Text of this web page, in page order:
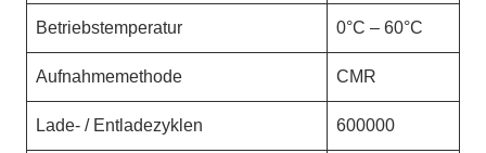
Betriebstemperatur 0°C – 60°C
Aufnahmemethode CMR
Lade- / Entladezyklen 600000